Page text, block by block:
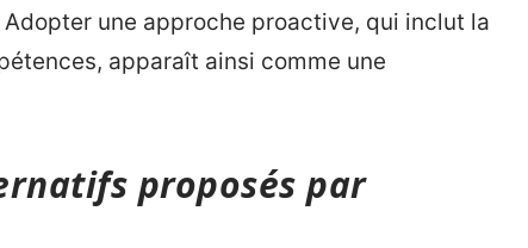
une approche proactive, qui inclut la
apparaît ainsi comme une
proposés par